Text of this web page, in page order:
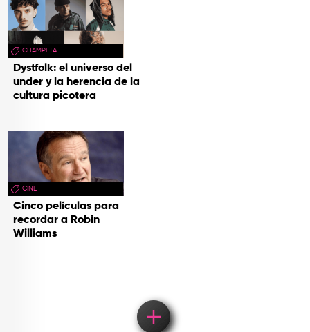
CHAMPETA
Dystfolk: el universo del
under y la herencia de la
cultura picotera
CINE
Cinco películas para
recordar a Robin
Williams